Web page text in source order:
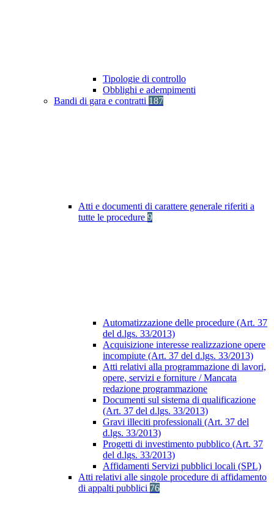
Tipologie di controllo
Obblighi e adempimenti
Bandi di gara e contratti 187
Atti e documenti di carattere generale riferiti a
tutte le procedure 9
Automatizzazione delle procedure (Art. 37
del d.lgs. 33/2013)
Acquisizione interesse realizzazione opere
incompiute (Art. 37 del d.lgs. 33/2013)
Atti relativi alla programmazione di lavori,
opere, servizi e forniture / Mancata
redazione programmazione
Documenti sul sistema di qualificazione
(Art. 37 del d.lgs. 33/2013)
Gravi illeciti professionali (Art. 37 del
d.lgs. 33/2013)
Progetti di investimento pubblico (Art. 37
del d.lgs. 33/2013)
Affidamenti Servizi pubblici locali (SPL)
Atti relativi alle singole procedure di affidamento
di appalti pubblici 76